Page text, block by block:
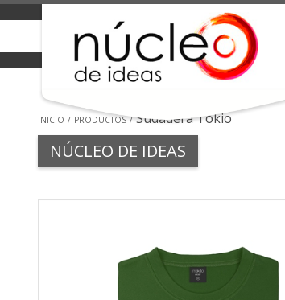
INICIO PRODUCTOS Sudadera Tokio
NÚCLEO DE IDEAS